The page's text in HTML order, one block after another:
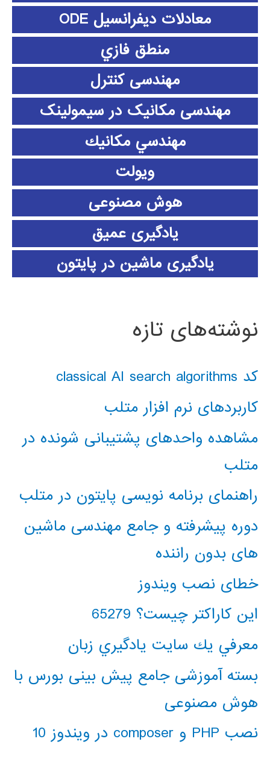
معادلات دیفرانسیل ODE
منطق فازي
مهندسی کنترل
مهندسی مکانیک در سیمولینک
مهندسي مكانيك
ویولت
هوش مصنوعی
یادگیری عمیق
یادگیری ماشین در پایتون
نوشته‌های تازه
کد classical AI search algorithms
کاربردهای نرم افزار متلب
مشاهده واحدهای پشتیبانی شونده در
متلب
راهنمای برنامه نویسی پایتون در متلب
دوره پیشرفته و جامع مهندسی ماشین
های بدون راننده
خطای نصب ویندوز
این کاراکتر چیست؟ 65279
معرفي يك سايت يادگيري زبان
بسته آموزشی جامع پیش بینی بورس با
هوش مصنوعی
نصب PHP و composer در ویندوز 10